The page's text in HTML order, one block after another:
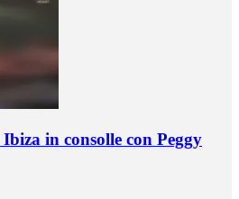
in consolle con Peggy